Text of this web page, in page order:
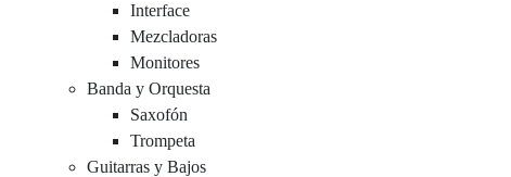
Interface
Mezcladoras
Monitores
Banda y Orquesta
Saxofón
Trompeta
Guitarras y Bajos